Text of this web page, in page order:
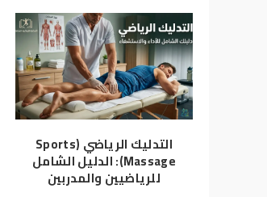
التدليك الرياضي (Sports
Massage): الدليل الشامل
للرياضيين والمدربين